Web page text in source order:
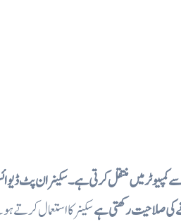
میں منتقل کرتی ہے۔ سکینر ان پٹ
کی صلاحیت رکھتی ہےسکینر کا استعمال کرتے